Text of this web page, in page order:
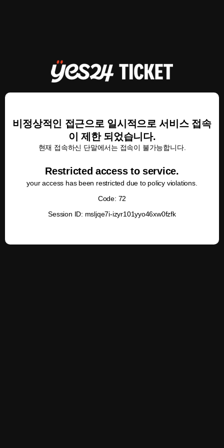
비정상적인 접근으로 일시적으로 서비스 접속
이 제한 되었습니다.
현재 접속하신 단말에서는 접속이 불가능합니다.
Restricted access to service.
your access has been restricted due to policy violations.
Code: 72
Session ID: msljqe7i-izyr101yyo46xw0fzfk